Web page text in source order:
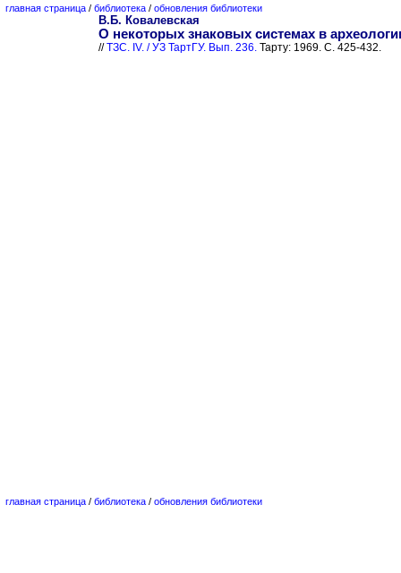
главная страница / библиотека / обновления библиотеки
В.Б. Ковалевская
О некоторых знаковых системах в
//ТЗС. IV. / УЗ ТартГУ. Вып. 236. Тарту: 1969. С. 425-432.
главная страница / библиотека / обновления библиотеки